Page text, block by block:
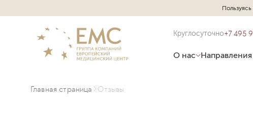
Круглосуточно+7 495
О нас
Главная страница Отзывы